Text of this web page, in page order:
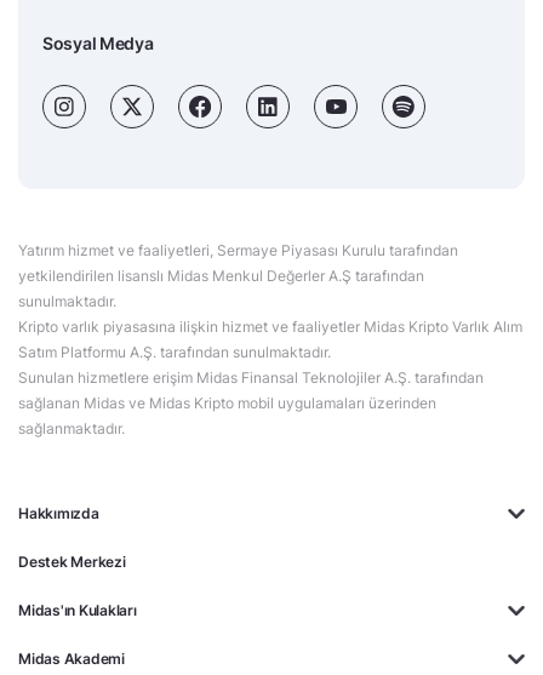
Hakkımızda
Destek Merkezi
Midas'ın Kulakları
Midas Akademi
Sosyal Medya
Yatırım hizmet ve faaliyetleri, Sermaye Piyasası Kurulu tarafından
yetkilendirilen lisanslı Midas Menkul Değerler A.Ş tarafından
sunulmaktadır.
Kripto varlık piyasasına ilişkin hizmet ve faaliyetler Midas Kripto Varlık Alım
Satım Platformu A.Ş. tarafından sunulmaktadır.
Sunulan hizmetlere erişim Midas Finansal Teknolojiler A.Ş. tarafından
sağlanan Midas ve Midas Kripto mobil uygulamaları üzerinden
sağlanmaktadır.